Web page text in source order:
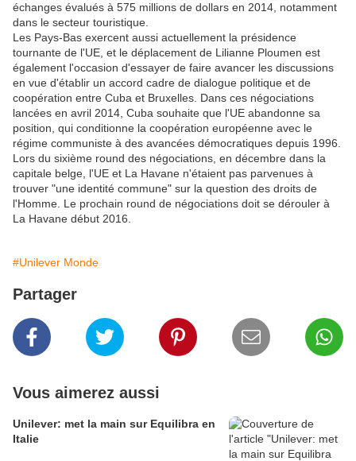
échanges évalués à 575 millions de dollars en 2014, notamment
dans le secteur touristique.
Les Pays-Bas exercent aussi actuellement la présidence
tournante de l'UE, et le déplacement de Lilianne Ploumen est
également l'occasion d'essayer de faire avancer les discussions
en vue d'établir un accord cadre de dialogue politique et de
coopération entre Cuba et Bruxelles. Dans ces négociations
lancées en avril 2014, Cuba souhaite que l'UE abandonne sa
position, qui conditionne la coopération européenne avec le
régime communiste à des avancées démocratiques depuis 1996.
Lors du sixième round des négociations, en décembre dans la
capitale belge, l'UE et La Havane n'étaient pas parvenues à
trouver "une identité commune" sur la question des droits de
l'Homme. Le prochain round de négociations doit se dérouler à
La Havane début 2016.
#Unilever Monde
Partager
Vous aimerez aussi
Unilever: met la main sur Equilibra en
Italie